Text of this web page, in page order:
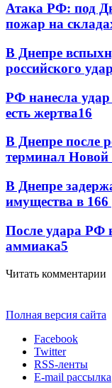
Атака РФ: под
пожар на
В Днепре
российского
РФ нанесла
есть жертва16
В Днепре после
терминал
В Днепре
имущества в 166
После удара РФ
аммиака5
Читать комментарии
Полная версия сайта
Facebook
Twitter
RSS-ленты
E-mail рассылка